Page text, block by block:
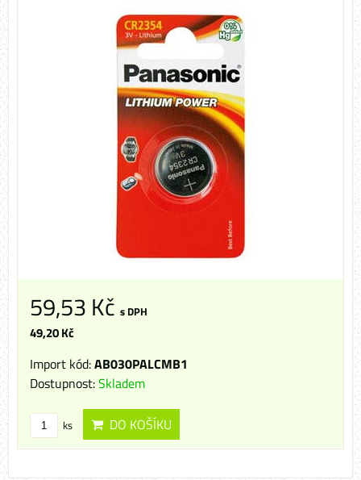
59,53 Kč s DPH
49,20 Kč
Import kód:AB030PALCMB1
Dostupnost:Skladem
ks DO KOŠÍKU